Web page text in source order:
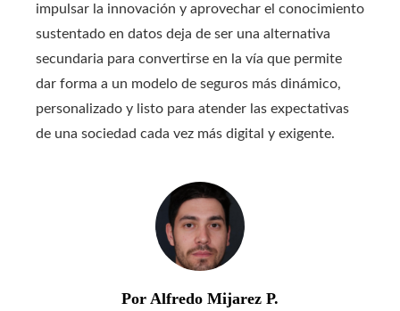
impulsar la innovación y aprovechar el conocimiento
sustentado en datos deja de ser una alternativa
secundaria para convertirse en la vía que permite
dar forma a un modelo de seguros más dinámico,
personalizado y listo para atender las expectativas
de una sociedad cada vez más digital y exigente.
Por Alfredo Mijarez P.